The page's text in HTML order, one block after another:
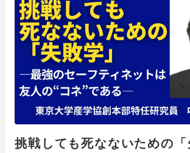
挑戦しても死なないための